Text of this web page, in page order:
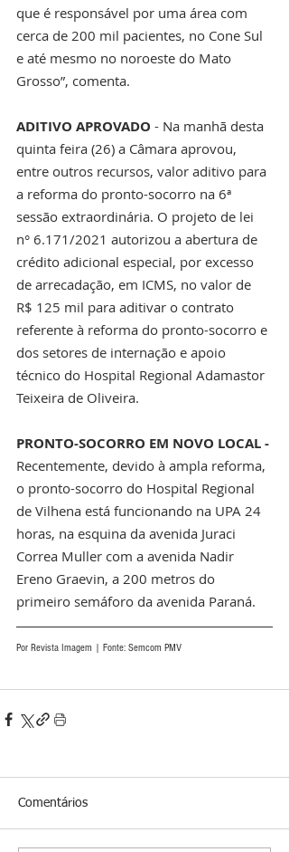
que é responsável por uma área com
cerca de 200 mil pacientes, no Cone Sul
e até mesmo no noroeste do Mato
Grosso”, comenta.
ADITIVO APROVADO - Na manhã desta
quinta feira (26) a Câmara aprovou,
entre outros recursos, valor aditivo para
a reforma do pronto-socorro na 6ª
sessão extraordinária. O projeto de lei
n° 6.171/2021 autorizou a abertura de
crédito adicional especial, por excesso
de arrecadação, em ICMS, no valor de
R$ 125 mil para aditivar o contrato
referente à reforma do pronto-socorro e
dos setores de internação e apoio
técnico do Hospital Regional Adamastor
Teixeira de Oliveira.
PRONTO-SOCORRO EM NOVO LOCAL -
Recentemente, devido à ampla reforma,
o pronto-socorro do Hospital Regional
de Vilhena está funcionando na UPA 24
horas, na esquina da avenida Juraci
Correa Muller com a avenida Nadir
Ereno Graevin, a 200 metros do
primeiro semáforo da avenida Paraná.
Por Revista Imagem | Fonte: Semcom PMV
Comentários